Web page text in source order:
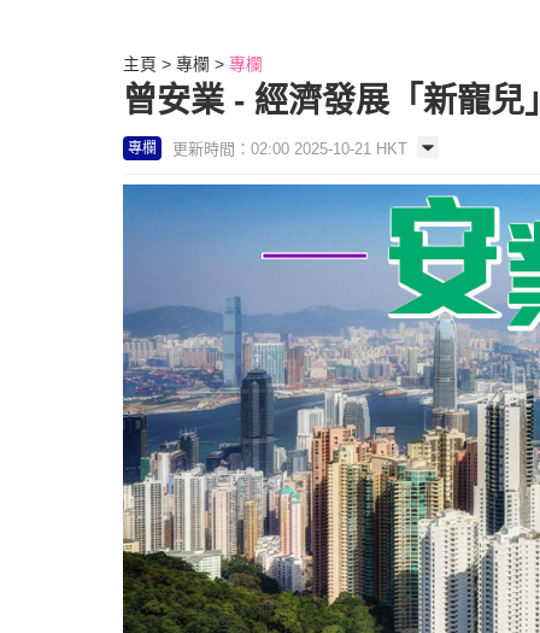
主頁 專欄 專欄
曾安業 - 經濟發展「新寵兒
專欄 更新時間：02:00 2025-10-21 HKT